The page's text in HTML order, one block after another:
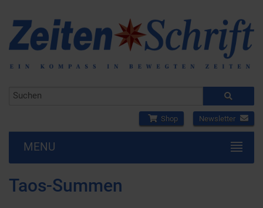
Shop Newsletter
MENU
Taos-Summen